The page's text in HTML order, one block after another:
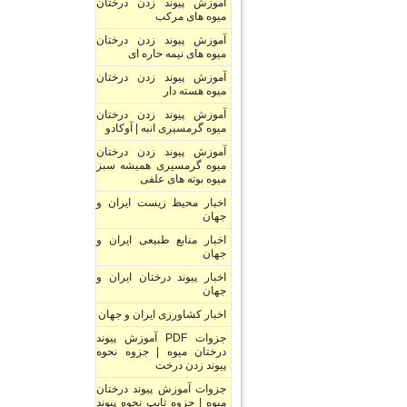
آموزش پیوند زدن درختان
میوه های مرکب
آموزش پیوند زدن درختان
میوه های نیمه حاره ای
آموزش پیوند زدن درختان
میوه هسته دار
آموزش پیوند زدن درختان
میوه گرمسیری انبه | آوکادو
آموزش پیوند زدن درختان
میوه گرمسیری همیشه سبز
میوه بوته های علفی
اخبار محیط زیست ایران و
جهان
اخبار منابع طبیعی ایران و
جهان
اخبار پیوند درختان ایران و
جهان
اخبار کشاورزی ایران و جهان
جزوات PDF آموزش پیوند
درختان میوه | جزوه نحوه
پیوند زدن درخت
جزوات آموزش پیوند درختان
میوه | جزوه تایپ نحوه پیوند